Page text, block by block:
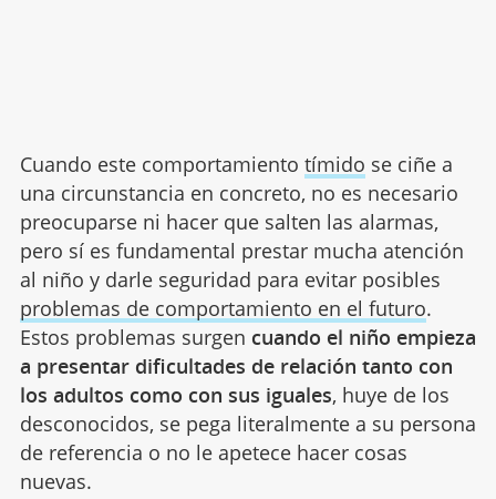
Cuando este comportamiento tímido se ciñe a
una circunstancia en concreto, no es necesario
preocuparse ni hacer que salten las alarmas,
pero sí es fundamental prestar mucha atención
al niño y darle seguridad para evitar posibles
problemas de comportamiento en el futuro.
Estos problemas surgen cuando el niño empieza
a presentar dificultades de relación tanto con
los adultos como con sus iguales, huye de los
desconocidos, se pega literalmente a su persona
de referencia o no le apetece hacer cosas
nuevas.